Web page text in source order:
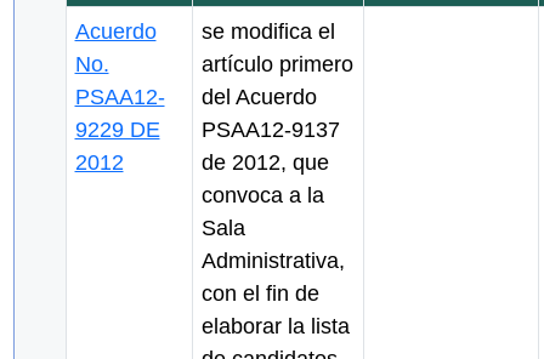
Acuerdo
No.
PSAA12-
9229 DE
2012
se modifica el
artículo primero
del Acuerdo
PSAA12-9137
de 2012, que
convoca a la
Sala
Administrativa,
con el fin de
elaborar la lista